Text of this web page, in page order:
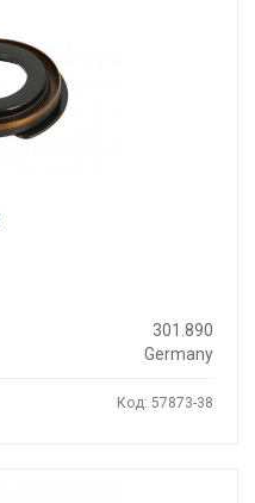
301.890
Germany
Код: 57873-38